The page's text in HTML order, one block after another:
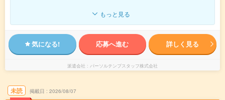
もっと見る
気になる! 応募へ進む 詳しく見る
派遣会社 パーソルテンプスタッフ株式会社
未読 掲載日 2026/08/07